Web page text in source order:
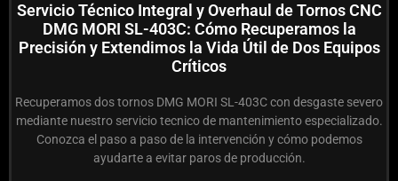
Servicio Técnico Integral y Overhaul de Tornos CNC
DMG MORI SL-403C: Cómo Recuperamos la
Precisión y Extendimos la Vida Útil de Dos Equipos
Críticos
Recuperamos dos tornos DMG MORI SL-403C con desgaste severo
mediante nuestro servicio tecnico de mantenimiento especializado.
Conozca el paso a paso de la intervención y cómo podemos
ayudarte a evitar paros de producción.